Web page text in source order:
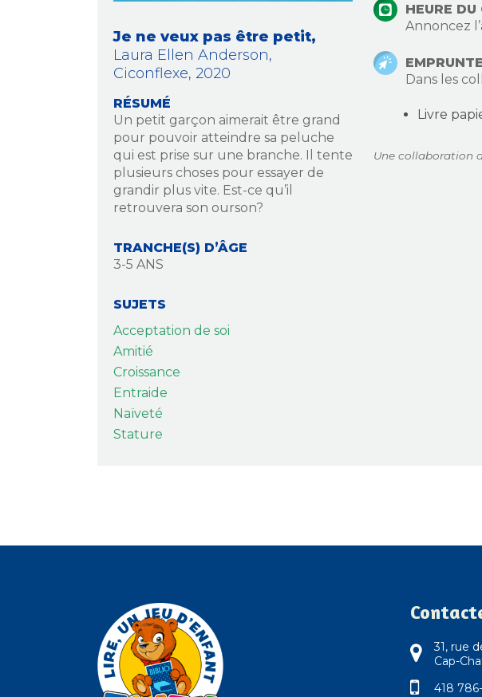
Je ne veux pas être petit,
Laura Ellen Anderson,
Ciconflexe, 2020
RÉSUMÉ
Un petit garçon aimerait être grand
pour pouvoir atteindre sa peluche
qui est prise sur une branche. Il tente
plusieurs choses pour essayer de
grandir plus vite. Est-ce qu’il
retrouvera son ourson?
TRANCHE(S) D’ÂGE
3-5 ANS
SUJETS
Acceptation de soi
Amitié
Croissance
Entraide
Naïveté
Stature
HEURE
Annoncez
Dans les
Livre
Une collaboration
31, rue
Cap-
418